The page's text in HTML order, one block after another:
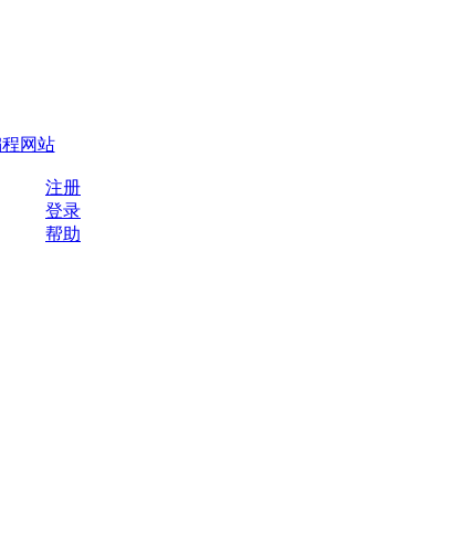
网站
注册
登录
帮助